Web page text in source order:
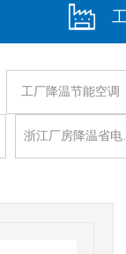
工厂降温节能空调
浙江厂房降温省